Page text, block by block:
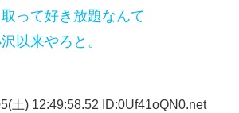
って好き放題なんて
以来やろと。
土) 12:49:58.52 ID:0Uf41oQN0.net